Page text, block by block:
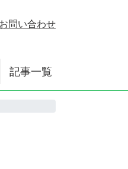
お問い合わせ
記事一覧